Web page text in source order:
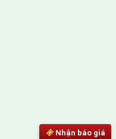
Nhận báo giá